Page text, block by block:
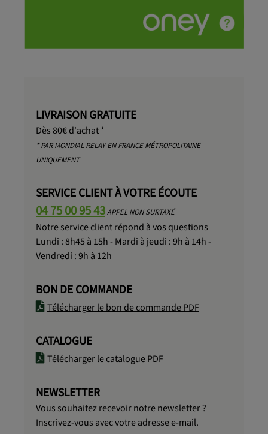
LIVRAISON GRATUITE
Dès 80€ d'achat *
* PAR MONDIAL RELAY EN FRANCE MÉTROPOLITAINE
UNIQUEMENT
SERVICE CLIENT À VOTRE ÉCOUTE
04 75 00 95 43APPEL NON SURTAXÉ
Notre service client répond à vos questions
Lundi : 8h45 à 15h - Mardi à jeudi : 9h à 14h -
Vendredi : 9h à 12h
BON DE COMMANDE
Télécharger le bon de commande PDF
CATALOGUE
Télécharger le catalogue PDF
NEWSLETTER
Vous souhaitez recevoir notre newsletter ?
Inscrivez-vous avec votre adresse e-mail.